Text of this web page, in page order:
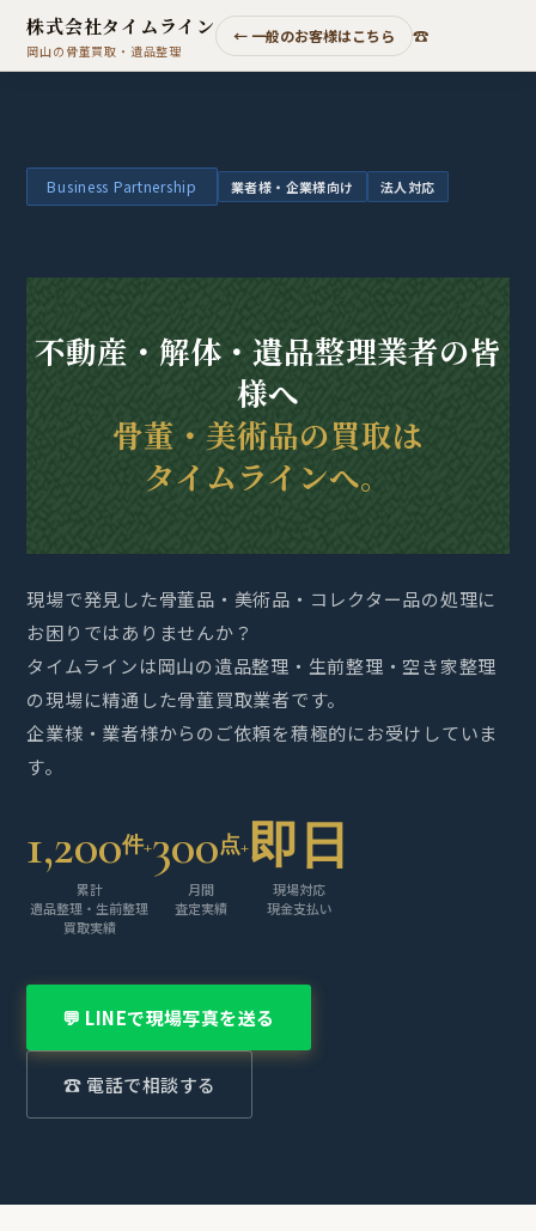
株式会社タイムライン
岡山の骨董買取・遺品整理
← 一般のお客様はこちら ☎
Business Partnership 業者様・企業様向け 法人対応
不動産・解体・遺品整理業者の皆
様へ
骨董・美術品の買取は
タイムラインへ。
現場で発見した骨董品・美術品・コレクター品の処理に
お困りではありませんか？
タイムラインは岡山の遺品整理・生前整理・空き家整理
の現場に精通した骨董買取業者です。
企業様・業者様からのご依頼を積極的にお受けしていま
す。
1,200件+
累計
遺品整理・生前整理
買取実績
300点+
月間
査定実績
即日
現場対応
現金支払い
💬 LINEで現場写真を送る
☎ 電話で相談する